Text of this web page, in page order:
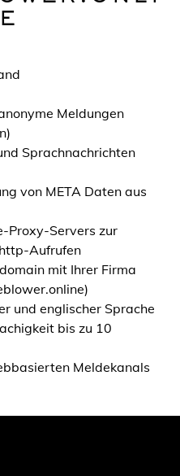
Meldungen
Sprachnachrichten
von META Daten aus
Proxy-Servers zur
Aufrufen
mit Ihrer Firma
und englischer Sprache
bis zu 10
Meldekanals